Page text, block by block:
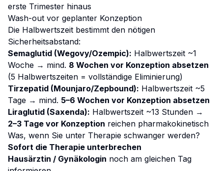
erste Trimester hinaus
Wash-out vor geplanter Konzeption
Die Halbwertszeit bestimmt den nötigen
Sicherheitsabstand:
Semaglutid (Wegovy/Ozempic): Halbwertszeit ~1
Woche → mind. 8 Wochen vor Konzeption absetzen
(5 Halbwertszeiten = vollständige Eliminierung)
Tirzepatid (Mounjaro/Zepbound): Halbwertszeit ~5
Tage → mind. 5–6 Wochen vor Konzeption absetzen
Liraglutid (Saxenda): Halbwertszeit ~13 Stunden →
2–3 Tage vor Konzeption reichen pharmakokinetisch
Was, wenn Sie unter Therapie schwanger werden?
Sofort die Therapie unterbrechen
Hausärztin / Gynäkologin noch am gleichen Tag